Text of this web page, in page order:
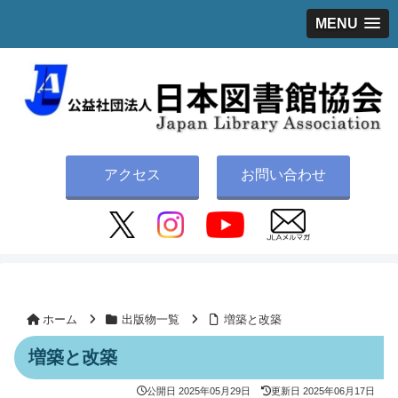
MENU
アクセス お問い合わせ
ホーム 出版物一覧 増築と改築
増築と改築
公開日 2025年05月29日 更新日 2025年06月17日